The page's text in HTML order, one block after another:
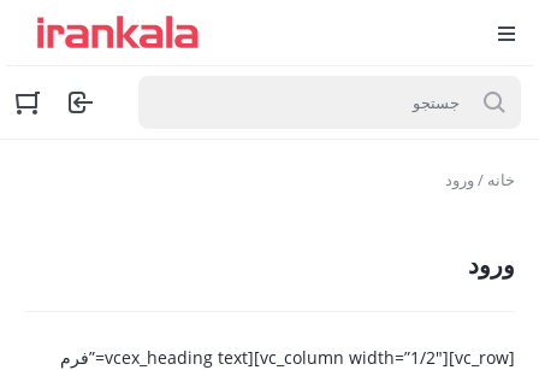
خانه / ورود
ورود
[vc_row][vc_column width=”1/2″][vcex_heading text=”فرم